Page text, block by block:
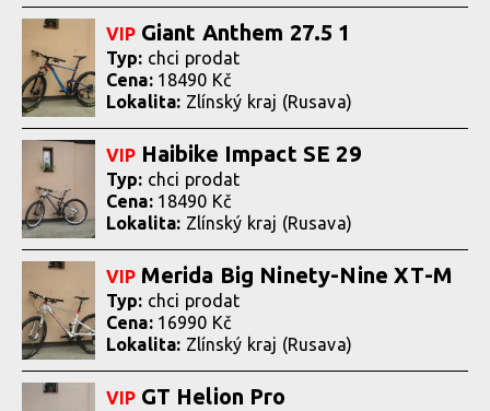
VIP Giant Anthem 27.5 1
Typ: chci prodat
Cena: 18490 Kč
Lokalita: Zlínský kraj (Rusava)
VIP Haibike Impact SE 29
Typ: chci prodat
Cena: 18490 Kč
Lokalita: Zlínský kraj (Rusava)
VIP Merida Big Ninety-Nine XT-M
Typ: chci prodat
Cena: 16990 Kč
Lokalita: Zlínský kraj (Rusava)
VIP GT Helion Pro